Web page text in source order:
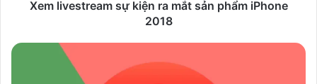
2018Xem livestream sự kiện ra mắt sản phẩm iPhone
2018
Hãy